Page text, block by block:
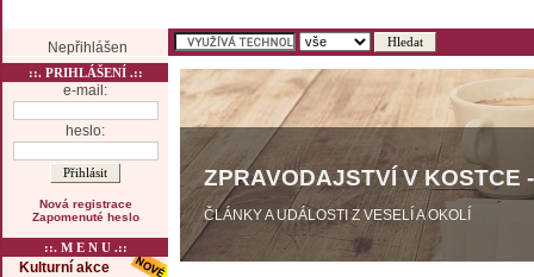
Nepřihlášen
::. PRIHLÁŠENÍ .::
e-mail:
heslo:
Nová registrace
Zapomenuté heslo
::. M E N U .::
Kulturní akce
ZPRAVODAJSTVÍ V KOSTCE
ČLÁNKY A UDÁLOSTI Z VESELÍ A OKOLÍ